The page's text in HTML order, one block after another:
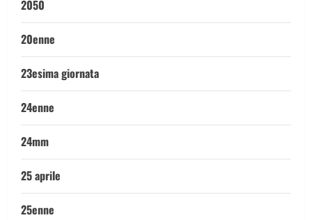
2050
20enne
23esima giornata
24enne
24mm
25 aprile
25enne